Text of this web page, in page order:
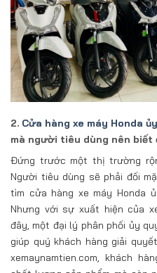
2. Cửa hàng xe máy Honda
mà người tiêu dùng nên biết
Đứng trước một thị trường
Người tiêu dùng sẽ phải đối
tìm cửa hàng xe máy Honda
Nhưng với sự xuất hiện của
đây, một đại lý phân phối ủy
giúp quý khách hàng giải
xemaynamtien.com, khách